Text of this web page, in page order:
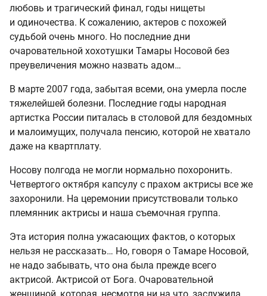
любовь и трагический финал, годы нищеты
и одиночества. К сожалению, актеров с похожей
судьбой очень много. Но последние дни
очаровательной хохотушки Тамары Носовой без
преувеличения можно назвать адом…
В марте 2007 года, забытая всеми, она умерла после
тяжелейшей болезни. Последние годы народная
артистка России питалась в столовой для бездомных
и малоимущих, получала пенсию, которой не хватало
даже на квартплату.
Носову полгода не могли нормально похоронить.
Четвертого октября капсулу с прахом актрисы все же
захоронили. На церемонии присутствовали только
племянник актрисы и наша съемочная группа.
Эта история полна ужасающих фактов, о которых
нельзя не рассказать… Но, говоря о Тамаре Носовой,
не надо забывать, что она была прежде всего
актрисой. Актрисой от Бога. Очаровательной